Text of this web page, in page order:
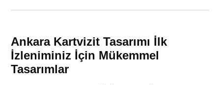
Ankara Kartvizit Tasarımı İlk
İzleniminiz İçin Mükemmel
Tasarımlar